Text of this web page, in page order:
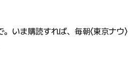
いま購読すれば、毎朝〈東京ナウ〉